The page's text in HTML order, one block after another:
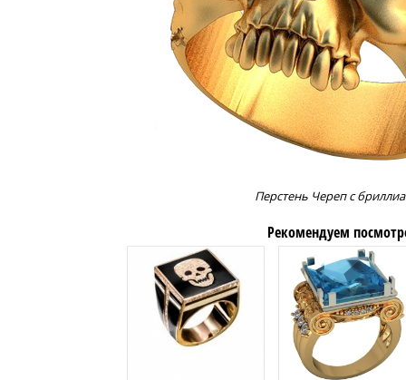
Перстень Череп с
Рекомендуем